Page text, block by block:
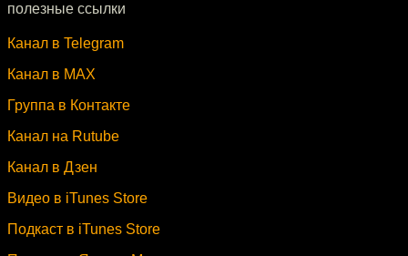
полезные ссылки
Канал в Telegram
Канал в MAX
Группа в Контакте
Канал на Rutube
Канал в Дзен
Видео в iTunes Store
Подкаст в iTunes Store